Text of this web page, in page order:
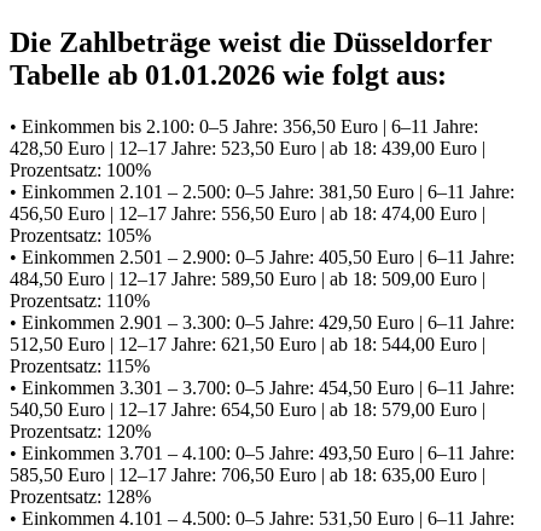
Die Zahlbeträge weist die Düsseldorfer
Tabelle ab 01.01.2026 wie folgt aus:
• Einkommen bis 2.100: 0–5 Jahre: 356,50 Euro | 6–11 Jahre:
428,50 Euro | 12–17 Jahre: 523,50 Euro | ab 18: 439,00 Euro |
Prozentsatz: 100%
• Einkommen 2.101 – 2.500: 0–5 Jahre: 381,50 Euro | 6–11 Jahre:
456,50 Euro | 12–17 Jahre: 556,50 Euro | ab 18: 474,00 Euro |
Prozentsatz: 105%
• Einkommen 2.501 – 2.900: 0–5 Jahre: 405,50 Euro | 6–11 Jahre:
484,50 Euro | 12–17 Jahre: 589,50 Euro | ab 18: 509,00 Euro |
Prozentsatz: 110%
• Einkommen 2.901 – 3.300: 0–5 Jahre: 429,50 Euro | 6–11 Jahre:
512,50 Euro | 12–17 Jahre: 621,50 Euro | ab 18: 544,00 Euro |
Prozentsatz: 115%
• Einkommen 3.301 – 3.700: 0–5 Jahre: 454,50 Euro | 6–11 Jahre:
540,50 Euro | 12–17 Jahre: 654,50 Euro | ab 18: 579,00 Euro |
Prozentsatz: 120%
• Einkommen 3.701 – 4.100: 0–5 Jahre: 493,50 Euro | 6–11 Jahre:
585,50 Euro | 12–17 Jahre: 706,50 Euro | ab 18: 635,00 Euro |
Prozentsatz: 128%
• Einkommen 4.101 – 4.500: 0–5 Jahre: 531,50 Euro | 6–11 Jahre: